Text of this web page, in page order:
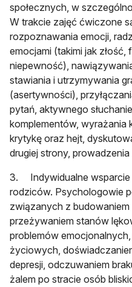
społecznych, w
W trakcie zajęć ćwiczone
rozpoznawania emocji,
emocjami (takimi jak złość,
niepewność),
stawiania i utrzymywania
(asertywności),
pytań, aktywnego
komplementów, wyrażania
krytykę oraz hejt,
drugiej strony, prowadzenia
3. Indywidualne wsparcie
rodziców. Psychologowie
związanych z budowaniem
przeżywaniem stanów
problemów
życiowych,
depresji, odczuwaniem
żalem po stracie osób